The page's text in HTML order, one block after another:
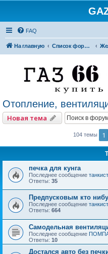
FAQ
На главную Список форумов
Отопление,
Новая тема
104 темы 1
печка для кунга
Последнее сообщение
Ответы: 35
Предпусковым кто
Последнее сообщение
Ответы: 664
Самодельная
Последнее сообщение
Ответы: 10
Достался авто без